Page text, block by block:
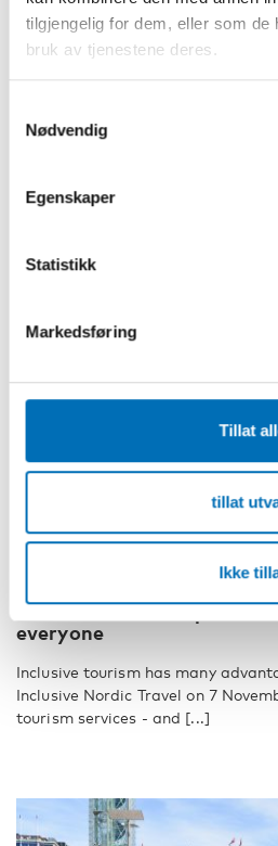
tilgjengelig for dem, eller som de
bruk av tjenestene deres.
Nødvendig
Egenskaper
Statistikk
Markedsføring
Tillat
tillat
Ikke
Both tourists and the
from accessible services
for local communities. [...]
Inclusive tourism opens
everyone
Inclusive tourism has many
Inclusive Nordic Travel on 7
tourism services - and [...]